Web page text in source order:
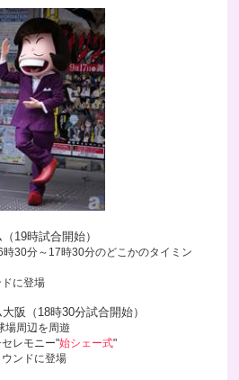
19時試合開始）
時30分～17時30分のどこかのタイミン
ドに登場
阪（18時30分試合開始）
場周辺を周遊
セレモニー"始シェー式"
ウンドに登場